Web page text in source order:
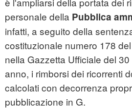
personale della Pubblica
infatti, a seguito della
costituzionale numero 178
nella Gazzetta Ufficiale del
anno, i rimborsi dei ricorrenti
calcolati con decorrenza
pubblicazione in G.